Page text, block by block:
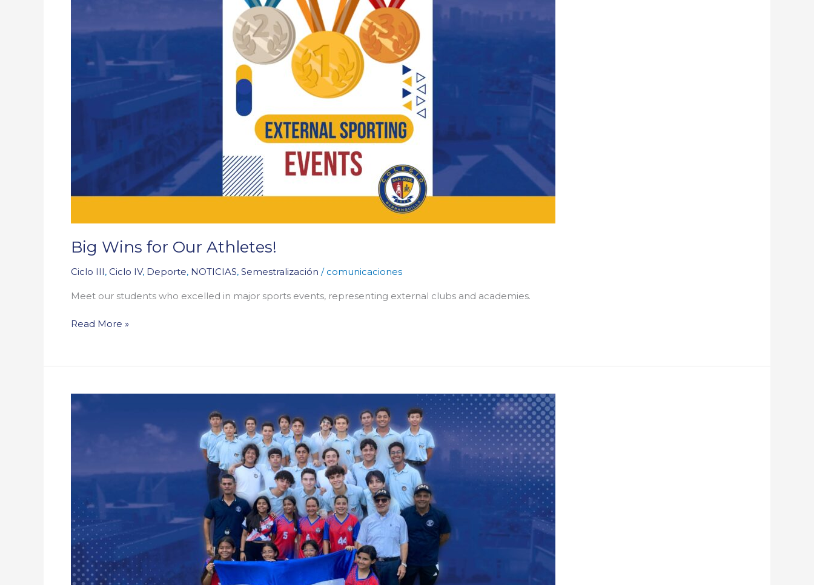
Big Wins for Our Athletes!
Ciclo III, Ciclo IV, Deporte, NOTICIAS, Semestralización / comunicaciones
Meet our students who excelled in major sports events, representing external clubs and academies.
Read More »
Outstanding
Performance: